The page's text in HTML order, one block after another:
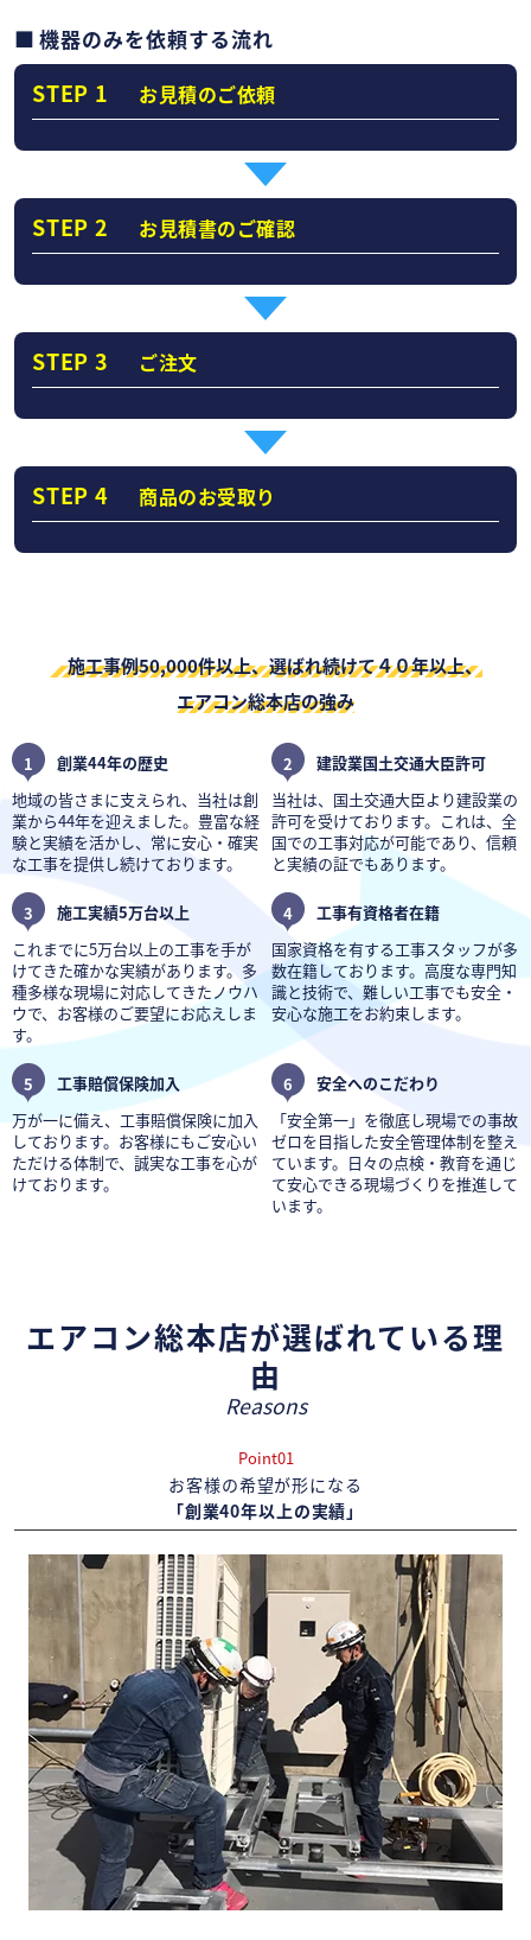
機器のみを依頼する流れ
STEP 1 お見積のご依頼
STEP 2 お見積書のご確認
STEP 3 ご注文
STEP 4 商品のお受取り
施工事例50,000件以上、選ばれ続けて４０年以上、
エアコン総本店の強み
1
創業44年の歴史
地域の皆さまに支えられ、当社は創
業から44年を迎えました。豊富な経
験と実績を活かし、常に安心・確実
な工事を提供し続けております。
2
建設業国土交通大臣許可
当社は、国土交通大臣より建設業の
許可を受けております。これは、全
国での工事対応が可能であり、信頼
と実績の証でもあります。
3
施工実績5万台以上
これまでに5万台以上の工事を手が
けてきた確かな実績があります。多
種多様な現場に対応してきたノウハ
ウで、お客様のご要望にお応えしま
す。
4
工事有資格者在籍
国家資格を有する工事スタッフが多
数在籍しております。高度な専門知
識と技術で、難しい工事でも安全・
安心な施工をお約束します。
5
工事賠償保険加入
万が一に備え、工事賠償保険に加入
しております。お客様にもご安心い
ただける体制で、誠実な工事を心が
けております。
6
安全へのこだわり
「安全第一」を徹底し現場での事故
ゼロを目指した安全管理体制を整え
ています。日々の点検・教育を通じ
て安心できる現場づくりを推進して
います。
エアコン総本店が選ばれている理
由
Reasons
Point01
お客様の希望が形になる
「創業40年以上の実績」